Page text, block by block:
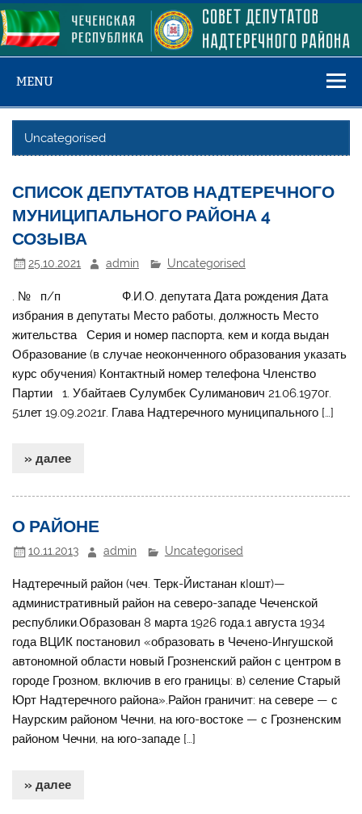
Skip
to
content
MENU
Uncategorised
СПИСОК ДЕПУТАТОВ НАДТЕРЕЧНОГО
МУНИЦИПАЛЬНОГО РАЙОНА 4
СОЗЫВА
25.10.2021 admin Uncategorised
. № п/п Ф.И.О. депутата Дата рождения Дата
избрания в депутаты Место работы, должность Место
жительства Серия и номер паспорта, кем и когда выдан
Образование (в случае неоконченного образования указать
курс обучения) Контактный номер телефона Членство
Партии 1. Убайтаев Сулумбек Сулиманович 21.06.1970г.
51лет 19.09.2021г. Глава Надтеречного муниципального […]
» далее
О РАЙОНЕ
10.11.2013 admin Uncategorised
Надтеречный район (чеч. Терк-Йистанан кIошт)—
административный район на северо-западе Чеченской
республики.Образован 8 марта 1926 года.1 августа 1934
года ВЦИК постановил «образовать в Чечено-Ингушской
автономной области новый Грозненский район с центром в
городе Грозном, включив в его границы: в) селение Старый
Юрт Надтеречного района».Район граничит: на севере — с
Наурским районом Чечни, на юго-востоке — с Грозненским
районом Чечни, на юго-западе […]
» далее